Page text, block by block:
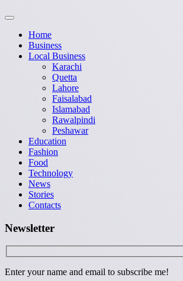
Home
Business
Local Business
Karachi
Quetta
Lahore
Faisalabad
Islamabad
Rawalpindi
Peshawar
Education
Fashion
Food
Technology
News
Stories
Contacts
Newsletter
Enter your name and email to subscribe me!